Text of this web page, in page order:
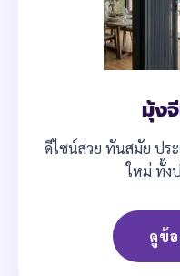
มุ้ง
ดีไซน์สวย ทันสมัย ปร
ใหม่ ทั้ง
ดูข้